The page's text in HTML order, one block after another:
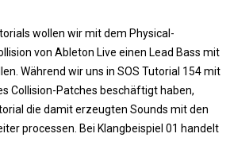
wollen wir mit dem Physical-
von Ableton Live einen Lead Bass mit
Während wir uns in SOS Tutorial 154 mit
Collision-Patches beschäftigt haben,
die damit erzeugten Sounds mit den
processen. Bei Klangbeispiel 01 handelt